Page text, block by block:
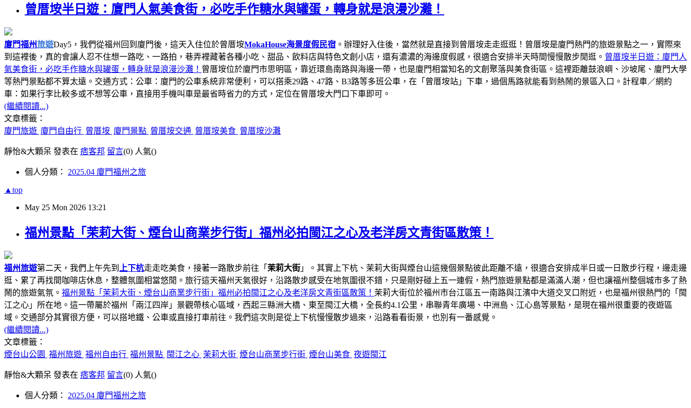
曾厝垵半日遊：廈門人氣美食街，必吃手作糖水與罐蛋，轉身就是浪漫沙灘！
廈門福州旅遊Day5，我們從福州回到廈門後，這天入住位於曾厝垵MokaHouse海景度假民宿 。辦理好入住後，當然就是直接到曾厝垵走走逛逛！曾厝垵是廈門熱門的旅遊景點之一，實際來
到這裡後，真的會讓人忍不住想一路吃、一路拍，巷弄裡藏著各種小吃、甜品、飲料店與特色文創小店，還有濃濃的海邊度假感，很適合安排半天時間慢慢散步閒逛。 曾厝垵半日遊：廈門人
氣美食街，必吃手作糖水與罐蛋，轉身就是浪漫沙灘！ 曾厝垵位於廈門市思明區，靠近環島南路與海邊一帶，也是廈門相當知名的文創聚落與美食街區。這裡距離鼓浪嶼、沙坡尾、廈門大學
等熱門景點都不算太遠。交通方式：公車：廈門的公車系統非常便利，可以搭乘29路、47路、B3路等多班公車，在「曾厝垵站」下車，過個馬路就能看到熱鬧的景區入口。計程車／網約
車：如果行李比較多或不想等公車，直接用手機叫車是最省時省力的方式，定位在曾厝垵大門口下車即可。
(繼續閱讀...)
文章標籤：
廈門旅遊 廈門自由行 曾厝垵 廈門景點 曾厝垵交通 曾厝垵美食 曾厝垵沙灘
靜怡&大顆呆 發表在 痞客邦 留言(0) 人氣()
個人分類： 2025.04 廈門福州之旅
▲top
May 25 Mon 2026 13:21
福州景點「茉莉大街、煙台山商業步行街」福州必拍閩江之心及老洋房文青街區散策！
福州旅遊第二天，我們上午先到 上下杭走走吃美食，接著一路散步前往「 茉莉大街 」。其實上下杭、茉莉大街與煙台山這幾個景點彼此距離不遠，很適合安排成半日或一日散步行程，邊走邊
逛、累了再找間咖啡店休息，整體氛圍相當悠閒。旅行這天福州天氣很好，沿路散步感受在地氛圍很不錯，只是剛好碰上五一連假，熱門旅遊景點都是滿滿人潮，但也讓福州整個城市多了熱
鬧的旅遊氣氛。 福州景點「茉莉大街、煙台山商業步行街」福州必拍閩江之心及老洋房文青街區散策！ 茉莉大街位於福州市台江區五一南路與江濱中大道交叉口附近，也是福州很熱門的「閩
江之心」所在地。這一帶屬於福州「兩江四岸」景觀帶核心區域，西起三縣洲大橋、東至閩江大橋，全長約4.1公里，串聯青年廣場、中洲島、江心島等景點，是現在福州很重要的夜遊區
域。交通部分其實很方便，可以搭地鐵、公車或直接打車前往。我們這次則是從上下杭慢慢散步過來，沿路看看街景，也別有一番感覺。
(繼續閱讀...)
文章標籤：
煙台山公園 福州旅遊 福州自由行 福州景點 閩江之心 茉莉大街 煙台山商業步行街 煙台山美食 夜遊閩江
靜怡&大顆呆 發表在 痞客邦 留言(0) 人氣()
個人分類： 2025.04 廈門福州之旅